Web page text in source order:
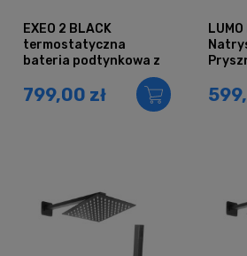
EXEO 2 BLACK
termostatyczna
bateria podtynkowa z
799,00 zł